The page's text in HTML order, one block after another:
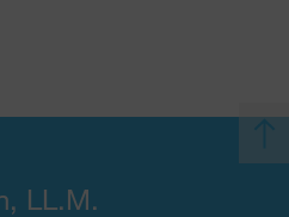
, LL.M.